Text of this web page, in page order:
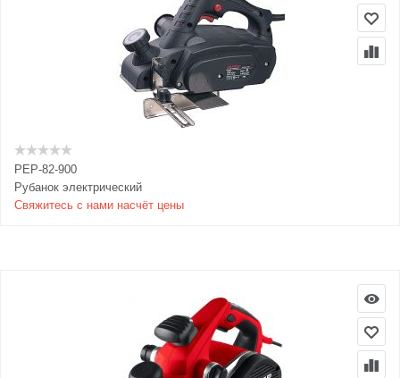
PEP-82-900
Рубанок электрический
Свяжитесь с нами насчёт цены